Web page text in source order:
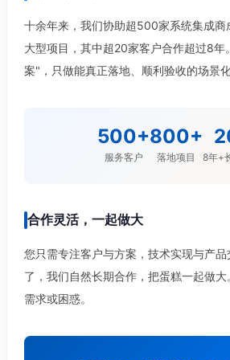
十余年来，我们协助超500家系统集成
大型项目，其中超20家客户合作超过8年
案"，只做能真正落地、顺利验收的场景化
500+
服务客户
800+
落地项目 8年+
合作灵活，一起做大
您只需专注客户与方案，技术实现与产
了，我们自然长期合作，把蛋糕一起做
需求或困惑。